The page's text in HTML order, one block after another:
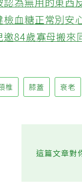
為無用的東西
血糖正常別安
84歲寡母搬來
椎 膝蓋 衰老